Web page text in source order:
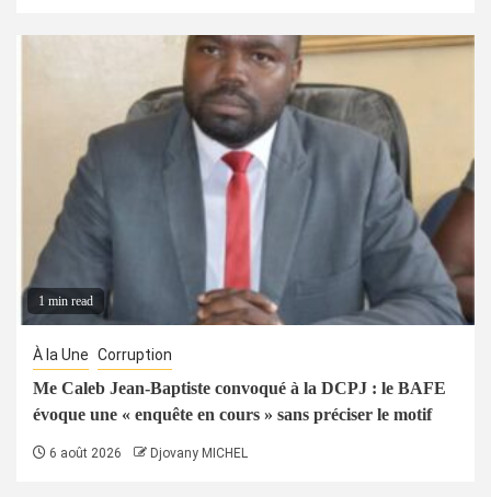
1 min read
À la Une Corruption
Me Caleb Jean-Baptiste convoqué à la DCPJ : le BAFE
évoque une « enquête en cours » sans préciser le motif
6 août 2026 Djovany MICHEL